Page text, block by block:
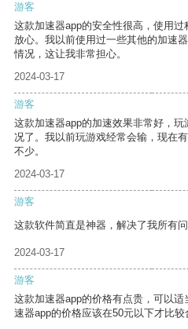
游客
这款加速器app的安全性很高，使用
放心。我以前使用过一些其他的加速
情况，这让我非常担心。
2024-03-17
游客
这款加速器app的加速效果非常好，
况了。我以前玩游戏经常会输，现在
不少。
2024-03-17
游客
这款软件简直是神器，解决了我所有问
2024-03-17
游客
这款加速器app的价格有点贵，可以
速器app的价格应该在50元以下才比较